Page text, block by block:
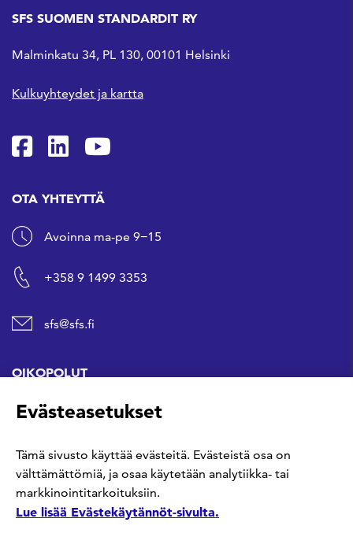
SFS SUOMEN STANDARDIT RY
Malminkatu 34, PL 130, 00101 Helsinki
Kulkuyhteydet ja kartta
SFS Facebookissa
SFS Linkedinissä
SFS Youtubessa
OTA YHTEYTTÄ
Avoinna ma-pe 9−15
+358 9 1499 3353
sfs@sfs.fi
OIKOPOLUT
Hanki standardi
Kommentoi tekeillä olevia standardeja
Evästeasetukset
Tämä sivusto käyttää evästeitä. Evästeistä osa on
välttämättömiä, ja osaa käytetään analytiikka- tai
markkinointitarkoituksiin.
Lue lisää Evästekäytännöt-sivulta.